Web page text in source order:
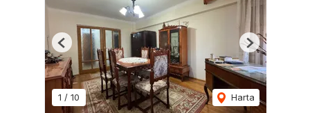
1 / 10 Harta
Previous Next